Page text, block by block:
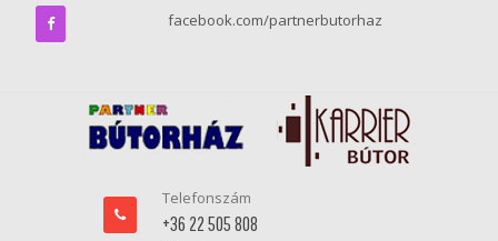
facebook.com/partnerbutorhaz
Telefonszám
+36 22 505 808